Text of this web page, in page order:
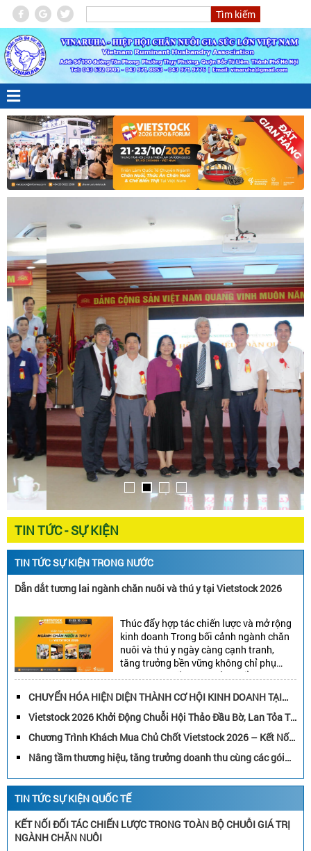
TIN TỨC - SỰ KIỆN
TIN TỨC SỰ KIỆN TRONG NƯỚC
Dẫn dắt tương lai ngành chăn nuôi và thú y tại Vietstock 2026
Thúc đẩy hợp tác chiến lược và mở rộng
kinh doanh Trong bối cảnh ngành chăn
nuôi và thú y ngày càng cạnh tranh,
tăng trưởng bền vững không chỉ phụ
thuộc vào chất lượng sản phẩm hay
năng lực đổi mới, mà còn được thúc đẩy
bởi khả năng xây dựng các mối quan […]
CHUYỂN HÓA HIỆN DIỆN THÀNH CƠ HỘI KINH DOANH TẠI
VIETSTOCK 2026
Vietstock 2026 Khởi Động Chuỗi Hội Thảo Đầu Bờ, Lan Tỏa Tri
Thức Đến Các Tỉnh Chăn Nuôi Trọng Điểm
Chương Trình Khách Mua Chủ Chốt Vietstock 2026 – Kết Nối
Ngành Chăn Nuôi Và Thú Y Việt Nam Và Đông Nam Á
Nâng tầm thương hiệu, tăng trưởng doanh thu cùng các gói
TIN TỨC SỰ KIỆN QUỐC TẾ
KẾT NỐI ĐỐI TÁC CHIẾN LƯỢC TRONG TOÀN BỘ CHUỖI GIÁ TRỊ
NGÀNH CHĂN NUÔI